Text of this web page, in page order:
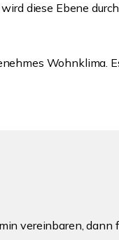
diese Ebene
Wohnklima.
vereinbaren,